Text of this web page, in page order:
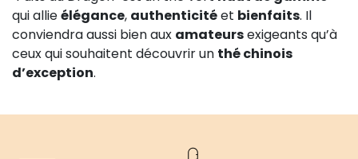
qui allieélégance, authenticitéet bienfaits. Il
conviendra aussi bien aux amateursexigeants qu’à
ceux qui souhaitent découvrir un thé chinois
d’exception.